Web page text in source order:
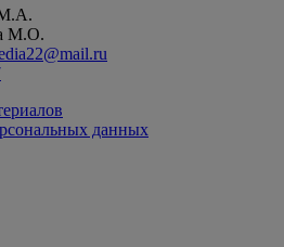
М.А.
М.О.
данных